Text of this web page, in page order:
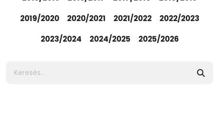
2019/2020
2020/2021 2021/2022
2022/2023
2023/2024
2024/2025 2025/2026